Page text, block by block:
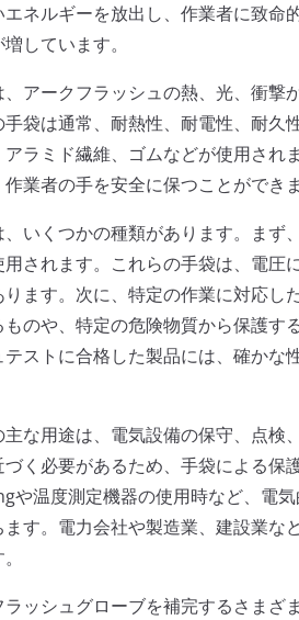
ネルギーを放出し、作業者に致命
しています。
アークフラッシュの熱、光、衝撃
袋は通常、耐熱性、耐電性、耐久
ラミド繊維、ゴムなどが使用され
業者の手を安全に保つことができま
いくつかの種類があります。まず
されます。これらの手袋は、電圧
ます。次に、特定の作業に対応し
のや、特定の危険物質から保護す
ストに合格した製品には、確かな
な用途は、電気設備の保守、点検
く必要があるため、手袋による保
温度測定機器の使用時など、電
す。電力会社や製造業、建設業な
ッシュグローブを補完するさまざ